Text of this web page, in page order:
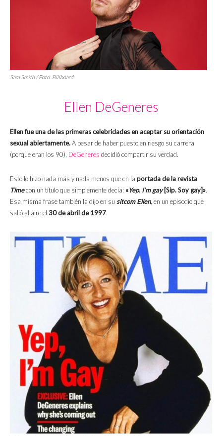
Sam Smith / Foto: Billboard
Ellen DeGeneres
Ellen fue una de las primeras celebridades en aceptar su orientación
sexual abiertamente.A pesar de haber puesto en riesgo su carrera
(porque eran los 90), DeGeneres decidió compartir su verdad.
Esto lo hizo nada más y nada menos que en la portada de la revista
Timecon un título que simplemente decía: «Yep. I’m gay[Sip. Soy gay]».
Esa misma frase también la dijo en su sitcom Ellen, en un episodio que
salió al aire el 30 de abril de 1997.